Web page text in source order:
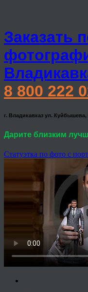
Заказать
8 800 222
г. Владикавказ ул. Куйбышева,
Дарите близким
Статуэтка по фото с